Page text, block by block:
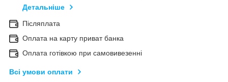
Детальніше
Післяплата
Оплата на карту приват банка
Оплата готівкою при самовивезенні
Всі умови оплати